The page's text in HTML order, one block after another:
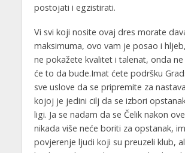
postojati i egzistirati.
Vi svi koji nosite ovaj dres morate
maksimuma, ovo vam je posao i
ne pokažete kvalitet i talenat, onda
će to da bude.Imat ćete podršku
sve uslove da se pripremite za
kojoj je jedini cilj da se izbori
ligi. Ja se nadam da se Čelik nakon
nikada više neće boriti za opstanak,
povjerenje ljudi koji su preuzeli klub,